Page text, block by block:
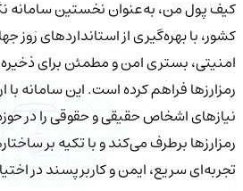
کیف‌ پول من، به‌عنوان نخستین سامانه
کشور، با بهره‌گیری از استانداردهای روز
امنیتی، بستری امن و مطمئن برای
رمزارزها فراهم کرده است. این سامانه با
نیازهای اشخاص حقیقی و حقوقی را در
رمزارزها برطرف می‌کند و با تکیه بر
تجربه‌ای سریع، ایمن و کاربرپسند در